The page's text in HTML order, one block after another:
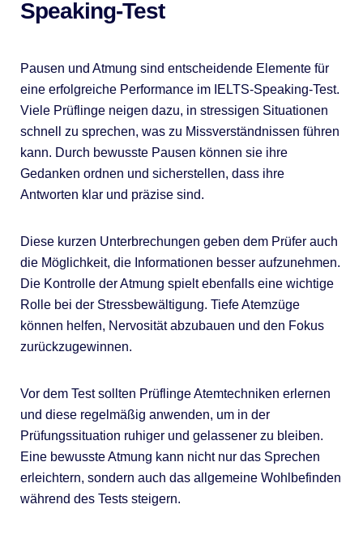
Speaking-Test
Pausen und Atmung sind entscheidende Elemente für
eine erfolgreiche Performance im IELTS-Speaking-Test.
Viele Prüflinge neigen dazu, in stressigen Situationen
schnell zu sprechen, was zu Missverständnissen führen
kann. Durch bewusste Pausen können sie ihre
Gedanken ordnen und sicherstellen, dass ihre
Antworten klar und präzise sind.
Diese kurzen Unterbrechungen geben dem Prüfer auch
die Möglichkeit, die Informationen besser aufzunehmen.
Die Kontrolle der Atmung spielt ebenfalls eine wichtige
Rolle bei der Stressbewältigung. Tiefe Atemzüge
können helfen, Nervosität abzubauen und den Fokus
zurückzugewinnen.
Vor dem Test sollten Prüflinge Atemtechniken erlernen
und diese regelmäßig anwenden, um in der
Prüfungssituation ruhiger und gelassener zu bleiben.
Eine bewusste Atmung kann nicht nur das Sprechen
erleichtern, sondern auch das allgemeine Wohlbefinden
während des Tests steigern.